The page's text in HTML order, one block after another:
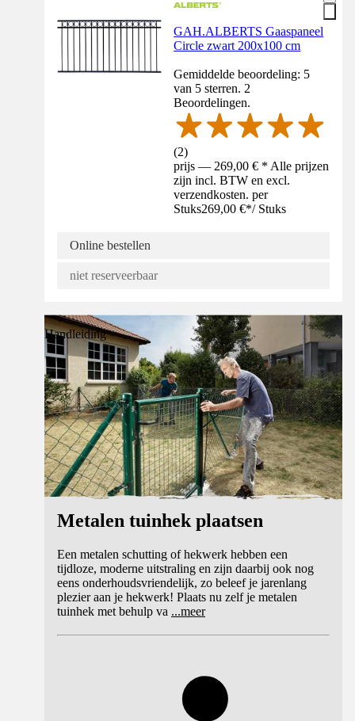
GAH.ALBERTS Gaaspaneel
Circle zwart 200x100 cm
Gemiddelde beoordeling: 5
van 5 sterren. 2
Beoordelingen.
(2)
prijs — 269,00 € * Alle prijzen
zijn incl. BTW en excl.
verzendkosten. per
Stuks269,00 €*/ Stuks
Online bestellen
niet reserveerbaar
Handleiding
Metalen tuinhek plaatsen
Een metalen schutting of hekwerk hebben een
tijdloze, moderne uitstraling en zijn daarbij ook nog
eens onderhoudsvriendelijk, zo beleef je jarenlang
plezier aan je hekwerk! Plaats nu zelf je metalen
tuinhek met behulp va ...meer